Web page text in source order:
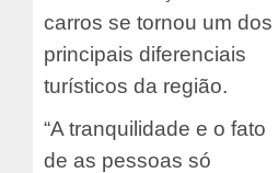
carros se tornou um dos
principais diferenciais
turísticos da região.
“A tranquilidade e o fato
de as pessoas só